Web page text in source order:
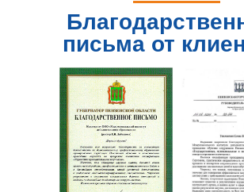
письма от